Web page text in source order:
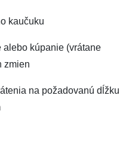
kaučuku
alebo kúpanie (vrátane
zmien
na požadovanú dĺžku